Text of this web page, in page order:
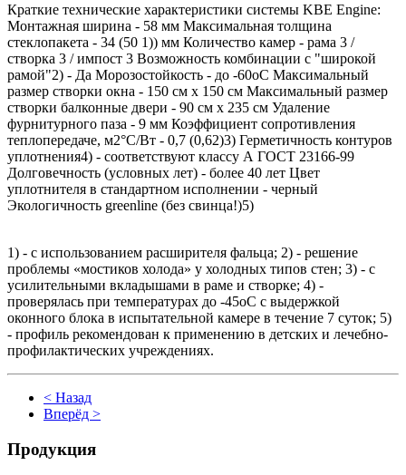
Краткие технические характеристики системы KBE Engine:
Монтажная ширина - 58 мм Максимальная толщина
стеклопакета - 34 (50 1)) мм Количество камер - рама 3 /
створка 3 / импост 3 Возможность комбинации с "широкой
рамой"2) - Да Морозостойкость - до -60оС Максимальный
размер створки окна - 150 см х 150 см Максимальный размер
створки балконные двери - 90 см х 235 см Удаление
фурнитурного паза - 9 мм Коэффициент сопротивления
теплопередаче, м2°С/Вт - 0,7 (0,62)3) Герметичность контуров
уплотнения4) - соответствуют классу А ГОСТ 23166-99
Долговечность (условных лет) - более 40 лет Цвет
уплотнителя в стандартном исполнении - черный
Экологичность greenline (без свинца!)5)
1) - с использованием расширителя фальца; 2) - решение
проблемы «мостиков холода» у холодных типов стен; 3) - с
усилительными вкладышами в раме и створке; 4) -
проверялась при температурах до -45оС с выдержкой
оконного блока в испытательной камере в течение 7 суток; 5)
- профиль рекомендован к применению в детских и лечебно-
профилактических учреждениях.
< Назад
Вперёд >
Продукция